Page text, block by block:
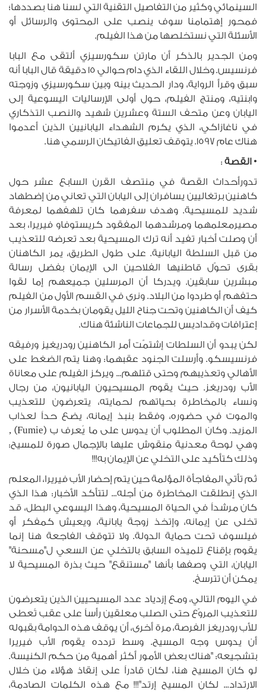
السينمائي وكثير من التفاصيل التقنية التي لسنا هنا بصددها؛
فمحور إهتمامنا سوف ينصب على المحتوى والرسائل أو
الأسئلة التي نستخلصها من هذا الفيلم.
ومن الجدير بالذكر أن مارتن سكورسيزي ألتقى مع البابا
فرنسيس. وخلال اللقاء الذي دام حوالي 15 دقيقة قال البابا أنه
سبق وقرأ الرواية، ودار الحديث بينه وبين سكورسيزي وزوجته
وابنتيه، ومنتج الفيلم، حول أولى الإرساليات اليسوعية إلى
اليابان وعن متحف الستة وعشرين شهيد والنصب التذكاري
في ناغازاكي، الذي يكرم الشهداء اليابانيين الذين أعدموا
هناك عام 1597. يتوقف تعليق الفاتيكان الرسمي هنا.
• القصة :
تدورأحداث القصة في منتصف القرن السابع عشر حول
كاهنين برتغاليين يسافران إلى اليابان التي تعاني من إضطهاد
شديد للمسيحية. وهدف سفرهما كان تلهفهما لمعرفة
مصيرمعلمهما ومرشدهما المفقود كريستوفاو فيريرا، بعد
أن وصلت أخبار تفيد أنه ترك المسيحية بعد تعرضه للتعذيب
من قبل السلطة اليابانية. على طول الطريق، يمر الكاهنان
بقرى تحوّل قاطنيها الفلاحين الى الإيمان بفضل رسالة
مبشرين سابقين. ويدركا أن المرسلين جميعهم إما لقوا
حتفهم أو طردوا من البلاد. ونرى في القسم الأول من الفيلم
كيف أن الكاهنين وتحت جناح الليل يقومان بخدمة الأسرار من
إعترافات وقداديس للجماعات الناشئة هناك.
لكن يبدو أن السلطات إشتمّت أمر الكاهنين رودريغيز ورفيقه
فرنسيسكو. وأرسلت الجنود عقبهما: وهنا يتم الضغط على
الأهالي وتعذيبهم وحتى قتلهم... ويركز الفيلم على معاناة
الأب رودريغز. حيث يقوم المسيحيون اليابانيون، من رجال
ونساء بالمخاطرة بحياتهم لحمايته، يتعرضون للتعذيب
والموت في حضوره، وفقط بنبذ إيمانه، يضع حداً لعذاب
المزيد. وكان المطلوب أن يدوس على ما يُعرف ب (Fumie) ,
وهي لوحة معدنية منقوش عليها بالإجمال صورة للمسيح:
وذلك كتأكيد على التخلي عن الإيمان به!!!
ثم تأتي المفاجأة المؤلمة حين يتم إحضار الأب فيريرا، المعلم
الذي إنطلقت المخاطرة من أجله... لتتأكد الأخبار: هذا الذي
كان مرشداً في الحياة المسيحية، وهذا اليسوعي البطل، قد
تخلى عن إيمانه، وإتخذ زوجة يابانية، ويعيش كمفكر أو
فيلسوف تحت حماية الدولة. ولا تتوقف الفاجعة هنا إنما
يقوم بإقناع تلميذه السابق بالتخلي عن السعي ل"مسحنة"
اليابان، التي وصفها بأنها "مستنقع" حيث بذرة المسيحية لا
يمكن أن تترسخ.
في اليوم التالي، ومع إزدياد عدد المسيحيين الذين يتعرضون
للتعذيب المروّع حتى الصلب معلقين رأساً على عقب تُعطى
للأب رودريغز الفرصة، مرة أخرى، أن يوقف هذه الدوامة بقبوله
أن يدوس وجه المسيح. وسط تردده يقوم الأب فيريرا
بتشجيعه: "هناك بعض الأمور أكثر أهمية من حكم الكنيسة.
لو كان المسيح هنا، لكان قادراً على إنقاذ هؤلاء من خلال
الارتداد... لكان المسيح إرتد"!!! مع هذه الكلمات الصادمة،